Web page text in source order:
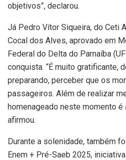
objetivos”, declarou.
Já Pedro Vítor Siqueira, do Ceti
Cocal dos Alves, aprovado em
Federal do Delta do Parnaíba
conquista. “É muito gratificante,
preparando, perceber que os
passageiros. Além de realizar
homenageado neste momento é
afirmou.
Durante a solenidade, também
Enem + Pré-Saeb 2025,